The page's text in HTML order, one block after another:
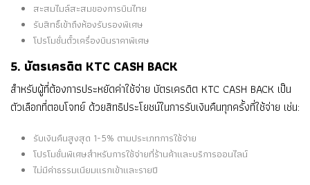
สะสมไมล์สะสมของการบินไทย
รับสิทธิ์เข้าถึงห้องรับรองพิเศษ
โปรโมชั่นตั๋วเครื่องบินราคาพิเศษ
5. บัตรเครดิต KTC CASH BACK
สำหรับผู้ที่ต้องการประหยัดค่าใช้จ่าย บัตรเครดิต KTC CASH BACK เป็น
ตัวเลือกที่ตอบโจทย์ ด้วยสิทธิประโยชน์ในการรับเงินคืนทุกครั้งที่ใช้จ่าย เช่น:
รับเงินคืนสูงสุด 1-5% ตามประเภทการใช้จ่าย
โปรโมชั่นพิเศษสำหรับการใช้จ่ายที่ร้านค้าและบริการออนไลน์
ไม่มีค่าธรรมเนียมแรกเข้าและรายปี